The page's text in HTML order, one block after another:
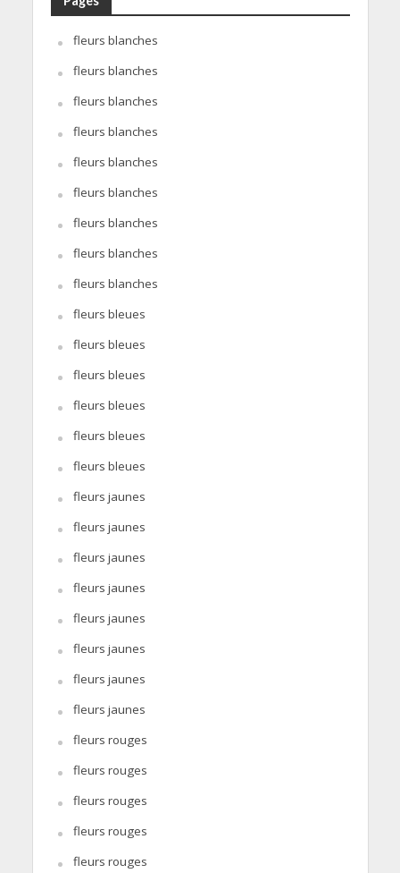
fleurs blanches
fleurs blanches
fleurs blanches
fleurs blanches
fleurs blanches
fleurs blanches
fleurs blanches
fleurs blanches
fleurs blanches
fleurs bleues
fleurs bleues
fleurs bleues
fleurs bleues
fleurs bleues
fleurs bleues
fleurs jaunes
fleurs jaunes
fleurs jaunes
fleurs jaunes
fleurs jaunes
fleurs jaunes
fleurs jaunes
fleurs jaunes
fleurs rouges
fleurs rouges
fleurs rouges
fleurs rouges
fleurs rouges